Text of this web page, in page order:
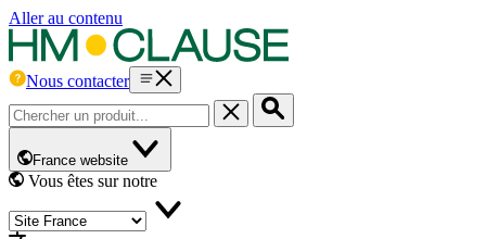
Aller au contenu
Nous contacter
France website
Vous êtes sur notre